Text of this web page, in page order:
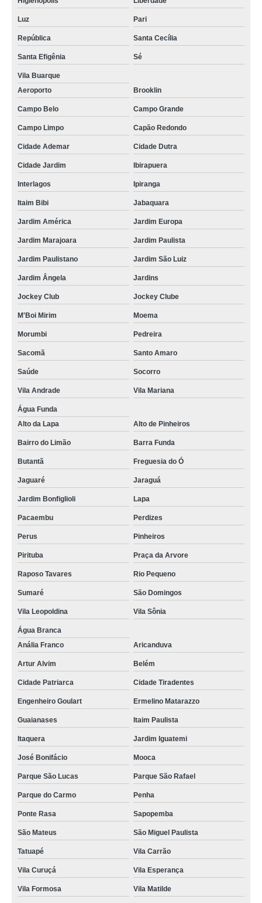
Luz Pari
República Santa Cecília
Santa Efigênia Sé
Vila Buarque
Aeroporto
Brooklin
Campo Belo Campo Grande
Campo Limpo Capão Redondo
Cidade Ademar Cidade Dutra
Cidade Jardim Ibirapuera
Interlagos Ipiranga
Itaim Bibi Jabaquara
Jardim América Jardim Europa
Jardim Marajoara Jardim Paulista
Jardim Paulistano Jardim São Luiz
Jardim Ângela Jardins
Jockey Club Jockey Clube
M'Boi Mirim Moema
Morumbi Pedreira
Sacomã Santo Amaro
Saúde Socorro
Vila Andrade Vila Mariana
Água Funda
Alto da Lapa
Alto de Pinheiros
Bairro do Limão Barra Funda
Butantã Freguesia do Ó
Jaguaré Jaraguá
Jardim Bonfiglioli Lapa
Pacaembu Perdizes
Perus Pinheiros
Pirituba Praça da Arvore
Raposo Tavares Rio Pequeno
Sumaré São Domingos
Vila Leopoldina Vila Sônia
Água Branca
Anália Franco
Aricanduva
Artur Alvim Belém
Cidade Patriarca Cidade Tiradentes
Engenheiro Goulart Ermelino Matarazzo
Guaianases Itaim Paulista
Itaquera Jardim Iguatemi
José Bonifácio Mooca
Parque São Lucas Parque São Rafael
Parque do Carmo Penha
Ponte Rasa Sapopemba
São Mateus São Miguel Paulista
Tatuapé Vila Carrão
Vila Curuçá Vila Esperança
Vila Formosa Vila Matilde